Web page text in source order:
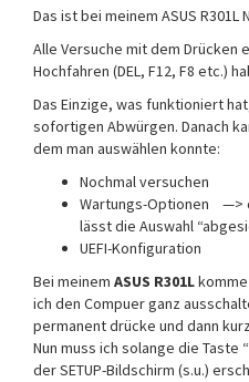
Das ist bei meinem ASUS
Alle Versuche mit dem Drücken
Hochfahren (DEL, F12, F8 etc.)
Das Einzige, was funktioniert
sofortigen Abwürgen. Danach
dem man auswählen konnte:
Nochmal versuchen
Wartungs-Optionen —>
lässt die Auswahl
UEFI-Konfiguration
Bei meinem ASUS R301Lkomme
ich den Compuer ganz
permanent drücke und dann
Nun muss ich solange die
der SETUP-Bildschirm (s.u.)